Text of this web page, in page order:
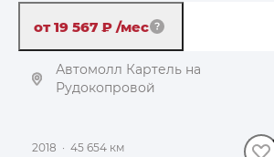
от 19 567 ₽ /мес
Автомолл Картель на
Рудокопровой
2018 · 45 654 км